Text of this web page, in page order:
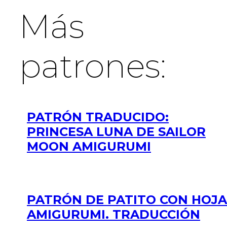
Más
patrones:
PATRÓN TRADUCIDO:
PRINCESA LUNA DE SAILOR
MOON AMIGURUMI
PATRÓN DE PATITO CON HOJA
AMIGURUMI. TRADUCCIÓN